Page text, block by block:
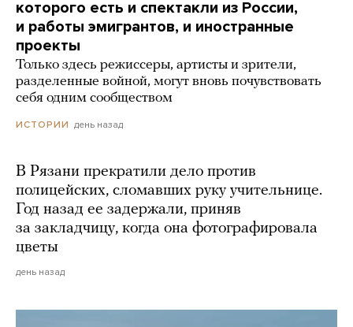
которого есть и спектакли из России,
и работы эмигрантов, и иностранные
проекты
Только здесь режиссеры, артисты и зрители,
разделенные войной, могут вновь почувствовать
себя одним сообществом
ИСТОРИИ день назад
В Рязани прекратили дело против
полицейских, сломавших руку учительнице.
Год назад ее задержали, приняв
за закладчицу, когда она фотографировала
цветы
день назад